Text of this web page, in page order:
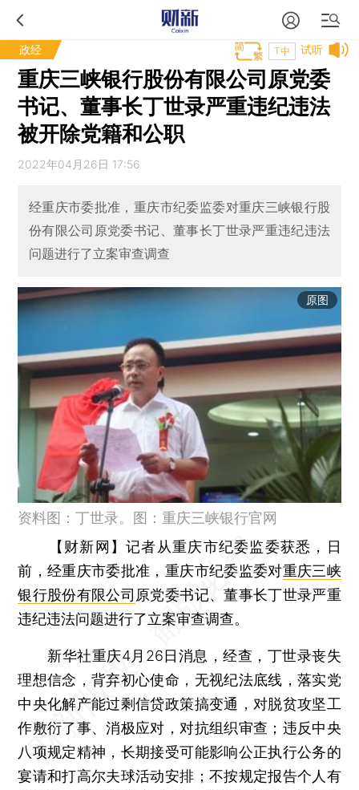
政经 试听
T中
重庆三峡银行股份有限公司原党委
书记、董事长丁世录严重违纪违法
被开除党籍和公职
2022年04月26日 17:56
经重庆市委批准，重庆市纪委监委对重庆三峡银行股
份有限公司原党委书记、董事长丁世录严重违纪违法
问题进行了立案审查调查
原图
资料图：丁世录。图：重庆三峡银行官网
【财新网】记者从重庆市纪委监委获悉，日
前，经重庆市委批准，重庆市纪委监委对重庆三峡
银行股份有限公司 原党委书记、董事长丁世录严重
违纪违法问题进行了立案审查调查。
新华社重庆4月26日消息，经查，丁世录丧失
理想信念，背弃初心使命，无视纪法底线，落实党
中央化解产能过剩信贷政策搞变通，对脱贫攻坚工
作敷衍了事、消极应对，对抗组织审查；违反中央
八项规定精神，长期接受可能影响公正执行公务的
宴请和打高尔夫球活动安排；不按规定报告个人有